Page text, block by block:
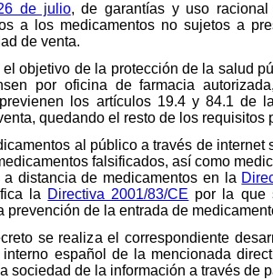
de julio, de garantías y uso
a los medicamentos no sujetos a
de venta.
el objetivo de la protección de la salud
por oficina de farmacia
los artículos 19.4 y 84.1
quedando el resto de los requisitos
al público a través de
falsificados, así como
distancia de medicamentos en la
la Directiva 2001/83/CE por la que
prevención de la entrada de
se realiza el correspondiente
español de la mencionada
sociedad de la información a través de